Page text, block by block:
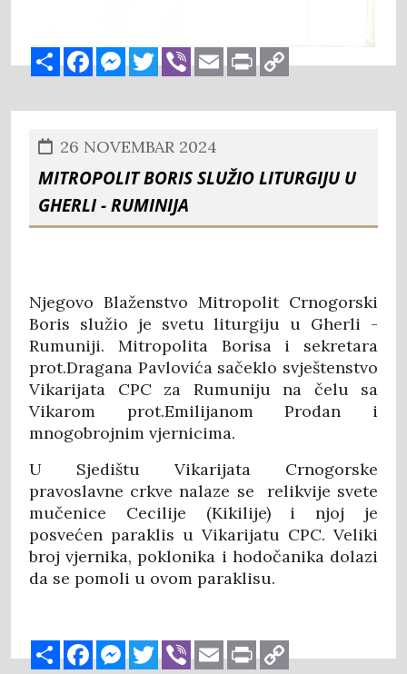
ShareFacebookMessenger
Twitter
ViberEmailPrint
Link
26 NOVEMBAR 2024
Mitropolit Boris služio liturgiju u
Gherli - Ruminija
Njegovo Blaženstvo Mitropolit Crnogorski
Boris služio je svetu liturgiju u Gherli -
Rumuniji. Mitropolita Borisa i sekretara
prot.Dragana Pavlovića sačeklo svještenstvo
Vikarijata CPC za Rumuniju na čelu sa
Vikarom prot.Emilijanom Prodan i
mnogobrojnim vjernicima.
U Sjedištu Vikarijata Crnogorske
pravoslavne crkve nalaze se relikvije svete
mučenice Cecilije (Kikilije) i njoj je
posvećen paraklis u Vikarijatu CPC. Veliki
broj vjernika, poklonika i hodočanika dolazi
da se pomoli u ovom paraklisu.
ShareFacebook
Messenger
Twitter
ViberEmailPrint
Link